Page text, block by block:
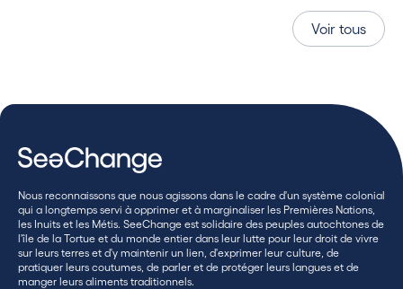
Voir tous
Nous reconnaissons que nous agissons dans le cadre d'un système colonial
qui a longtemps servi à opprimer et à marginaliser les Premières Nations,
les Inuits et les Métis. SeeChange est solidaire des peuples autochtones de
l'île de la Tortue et du monde entier dans leur lutte pour leur droit de vivre
sur leurs terres et d'y maintenir un lien, d'exprimer leur culture, de
pratiquer leurs coutumes, de parler et de protéger leurs langues et de
manger leurs aliments traditionnels.